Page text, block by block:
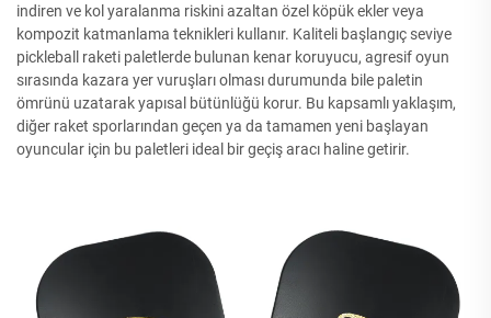
indiren ve kol yaralanma riskini azaltan özel köpük ekler veya
kompozit katmanlama teknikleri kullanır. Kaliteli başlangıç seviye
pickleball raketi paletlerde bulunan kenar koruyucu, agresif oyun
sırasında kazara yer vuruşları olması durumunda bile paletin
ömrünü uzatarak yapısal bütünlüğü korur. Bu kapsamlı yaklaşım,
diğer raket sporlarından geçen ya da tamamen yeni başlayan
oyuncular için bu paletleri ideal bir geçiş aracı haline getirir.